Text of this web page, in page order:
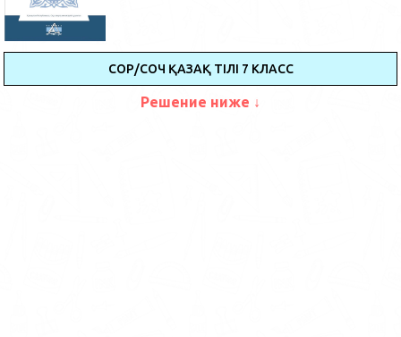
СОР/СОЧ ҚАЗАҚ ТІЛІ 7 КЛАСС
Решение ниже ↓